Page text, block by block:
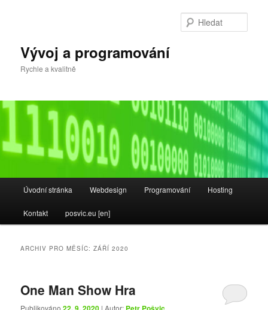
paneluVývoj a programování
Rychle a kvalitně
navigační
Úvodní stránka Webdesign Programování Hosting
Kontakt posvic.eu [en]
ARCHIV PRO MĚSÍC:ZÁŘÍ 2020
One Man Show Hra